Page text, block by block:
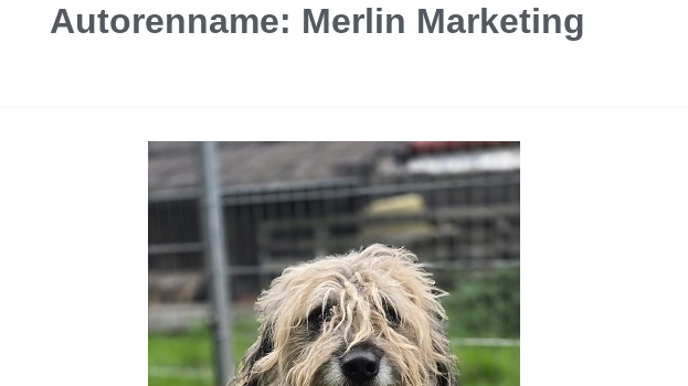
Autorenname: Merlin Marketing
Rüde
Zottel